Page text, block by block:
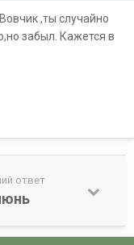
,ты случайно
забыл. Кажется в
ответ